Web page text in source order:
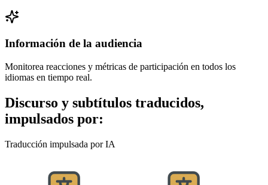
Información de la audiencia
Monitorea reacciones y métricas de participación en todos los
idiomas en tiempo real.
Discurso y subtítulos traducidos,
impulsados por:
Traducción impulsada por IA